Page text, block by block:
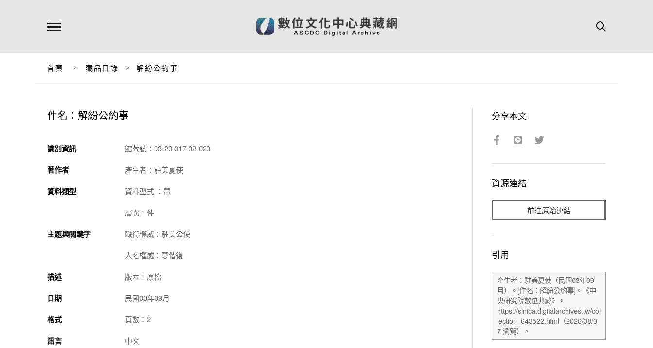
首頁 藏品目錄 解紛公約事
件名：解紛公約事
識別資訊 館藏號：03-23-017-02-023
著作者 產生者：駐美夏使
資料類型 資料型式 ：電
層次：件
主題與關鍵字 職銜權威：駐美公使
人名權威：夏偕復
描述 版本：原檔
日期 民國03年09月
格式 頁數：2
語言 中文
分享本文
資源連結
前往原始連結
引用